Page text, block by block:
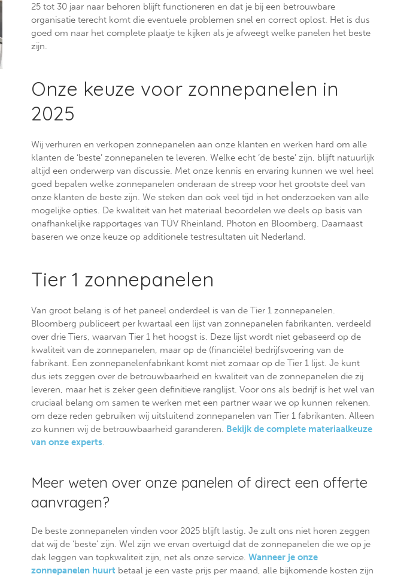
25 tot 30 jaar naar behoren blijft functioneren en dat je bij een betrouwbare
organisatie terecht komt die eventuele problemen snel en correct oplost. Het is dus
goed om naar het complete plaatje te kijken als je afweegt welke panelen het beste
zijn.
Onze keuze voor zonnepanelen in
2025
Wij verhuren en verkopen zonnepanelen aan onze klanten en werken hard om alle
klanten de ‘beste’ zonnepanelen te leveren. Welke echt ‘de beste’ zijn, blijft natuurlijk
altijd een onderwerp van discussie. Met onze kennis en ervaring kunnen we wel heel
goed bepalen welke zonnepanelen onderaan de streep voor het grootste deel van
onze klanten de beste zijn. We steken dan ook veel tijd in het onderzoeken van alle
mogelijke opties. De kwaliteit van het materiaal beoordelen we deels op basis van
onafhankelijke rapportages van TÜV Rheinland, Photon en Bloomberg. Daarnaast
baseren we onze keuze op additionele testresultaten uit Nederland.
Tier 1 zonnepanelen
Van groot belang is of het paneel onderdeel is van de Tier 1 zonnepanelen.
Bloomberg publiceert per kwartaal een lijst van zonnepanelen fabrikanten, verdeeld
over drie Tiers, waarvan Tier 1 het hoogst is. Deze lijst wordt niet gebaseerd op de
kwaliteit van de zonnepanelen, maar op de (financiële) bedrijfsvoering van de
fabrikant. Een zonnepanelenfabrikant komt niet zomaar op de Tier 1 lijst. Je kunt
dus iets zeggen over de betrouwbaarheid en kwaliteit van de zonnepanelen die zij
leveren, maar het is zeker geen definitieve ranglijst. Voor ons als bedrijf is het wel van
cruciaal belang om samen te werken met een partner waar we op kunnen rekenen,
om deze reden gebruiken wij uitsluitend zonnepanelen van Tier 1 fabrikanten. Alleen
zo kunnen wij de betrouwbaarheid garanderen. Bekijk de complete materiaalkeuze
van onze experts.
Meer weten over onze panelen of direct een offerte
aanvragen?
De beste zonnepanelen vinden voor 2025 blijft lastig. Je zult ons niet horen zeggen
dat wij de ‘beste’ zijn. Wel zijn we ervan overtuigd dat de zonnepanelen die we op je
dak leggen van topkwaliteit zijn, net als onze service. Wanneer je onze
zonnepanelen huurt betaal je een vaste prijs per maand, alle bijkomende kosten zijn